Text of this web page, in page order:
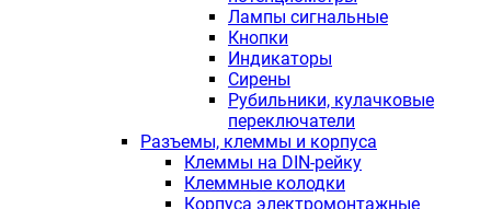
Лампы сигнальные
Кнопки
Индикаторы
Сирены
Рубильники, кулачковые
переключатели
Разъемы, клеммы и корпуса
Клеммы на DIN-рейку
Клеммные колодки
Корпуса электромонтажные